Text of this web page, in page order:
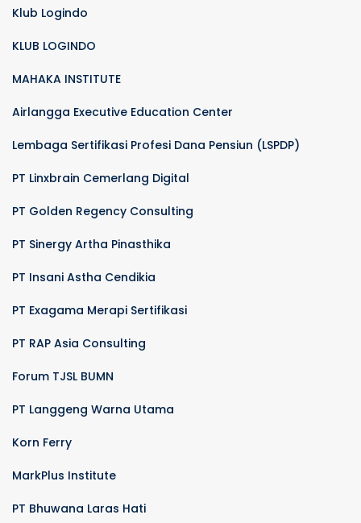
Klub Logindo
KLUB LOGINDO
MAHAKA INSTITUTE
Airlangga Executive Education Center
Lembaga Sertifikasi Profesi Dana Pensiun (LSPDP)
PT Linxbrain Cemerlang Digital
PT Golden Regency Consulting
PT Sinergy Artha Pinasthika
PT Insani Astha Cendikia
PT Exagama Merapi Sertifikasi
PT RAP Asia Consulting
Forum TJSL BUMN
PT Langgeng Warna Utama
Korn Ferry
MarkPlus Institute
PT Bhuwana Laras Hati